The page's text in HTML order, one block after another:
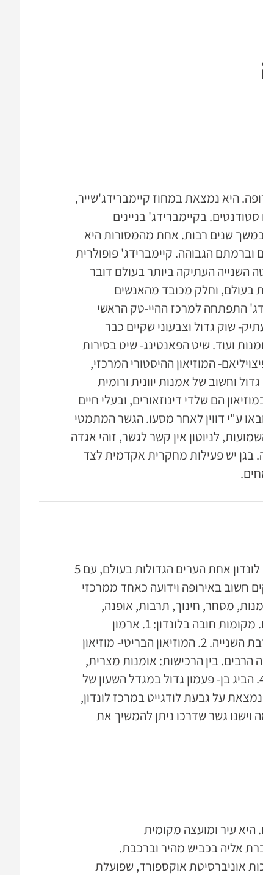
היא נמצאת במחוז קיימברידג'שייר,
בקיימברידג' בניינים
במשך שנים רבות. אחת מהמסורות היא
וברמתם הגבוהה. קיימברידג' פופולרית
השנייה העתיקה ביותר בעולם דובר
בעולם, וחלק מכובד מהאנשים
התפתחה למרכז ההיי-טק הראשי
שוק גדול וצבעוני שקיים כבר
ועוד. שיט הפאנטינג- שיט בסירות
המוזיאון ההיסטורי המרכזי,
וחשוב של אמנות יוונית ורומית
הם שלדי דינוזאורים, ובעלי חיים
ע"י דווין לאחר מסעו. הגשר המתמטי
המתמטי נבנה לראשונה ב1749. למרות השמועות, לניוטון אין קשר לגשר, זוהי אגדה
בגן יש פעילות מחקרית אקדמית לצד
לונדון היא בירתה של אנגליה ובירתה של הממלכה המאוחדת בריטניה. לונדון אחת הערים הגדולות בעולם, עם 5
מהווה מרכז עסקים חשוב באירופה וידועה כאחד ממרכזי
מסחר, חינוך, תרבות, אופנה,
תקשורת, טיפול רפואי ועוד. תחומים אלו תרמו למעמדה החשוב בעולם. מקומות חובה בלונדון: 1. ארמון
בקינגהאם- ארמון המלוכה הבריטי, זהו משכנה הקבוע של המלכה אליזבת השנייה. 2. המוזיאון הבריטי- מוזיאון
בין הרכישות: אומנות מצרית,
פיסול יפני ועוד. 3. אוקספורד סטריט-רחוב הקניות המרכזי של לונדון. 4. הביג בן- פעמון גדול במגדל השעון של
עצומה הנמצאת על גבעת לודגייט במרכז לונדון,
גשר שדרכו ניתן להמשיך את
היא עיר ומועצה מקומית
מלונדון ומחוברת אליה בכביש מהיר וברכבת.
מאוד בזכות אוניברסיטת אוקספורד, שפועלת